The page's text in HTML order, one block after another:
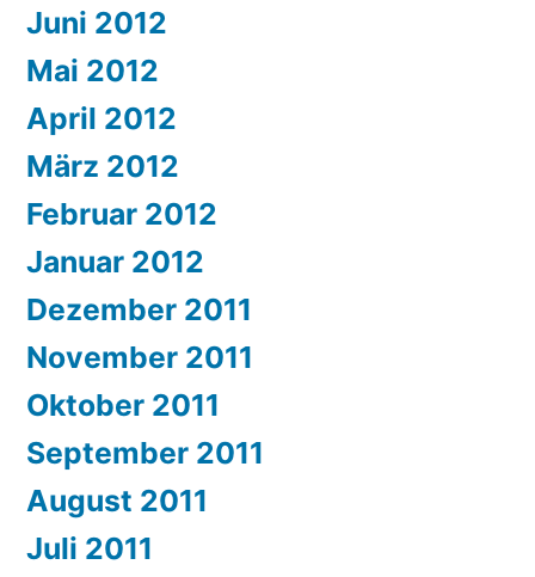
Juni 2012
Mai 2012
April 2012
März 2012
Februar 2012
Januar 2012
Dezember 2011
November 2011
Oktober 2011
September 2011
August 2011
Juli 2011